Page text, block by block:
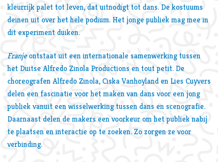
kleurrijk palet tot leven, dat uitnodigt tot dans. De kostuums
deinen uit over het hele podium. Het jonge publiek mag mee in
dit experiment duiken.
Franje ontstaat uit een internationale samenwerking tussen
het Duitse Alfredo Zinola Productions en tout petit. De
choreografen Alfredo Zinola, Ciska Vanhoyland en Lies Cuyvers
delen een fascinatie voor het maken van dans voor een jong
publiek vanuit een wisselwerking tussen dans en scenografie.
Daarnaast delen de makers een voorkeur om het publiek nabij
te plaatsen en interactie op te zoeken. Zo zorgen ze voor
verbinding.